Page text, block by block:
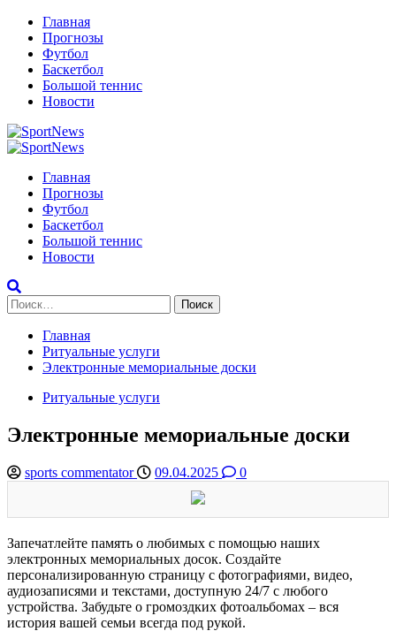
Перейти
содержимому
Главная
Прогнозы
Футбол
Баскетбол
Большой теннис
Новости
Primary
Главная
Прогнозы
Футбол
Баскетбол
Большой теннис
Новости
Найти:
Главная
Ритуальные услуги
Электронные мемориальные доски
Ритуальные услуги
Электронные мемориальные доски
sports commentator 09.04.2025 0
Запечатлейте память о любимых с помощью наших
электронных мемориальных досок. Создайте
персонализированную страницу с фотографиями, видео,
аудиозаписями и текстами, доступную 24/7 с любого
устройства. Забудьте о громоздких фотоальбомах – вся
история вашей семьи всегда под рукой.